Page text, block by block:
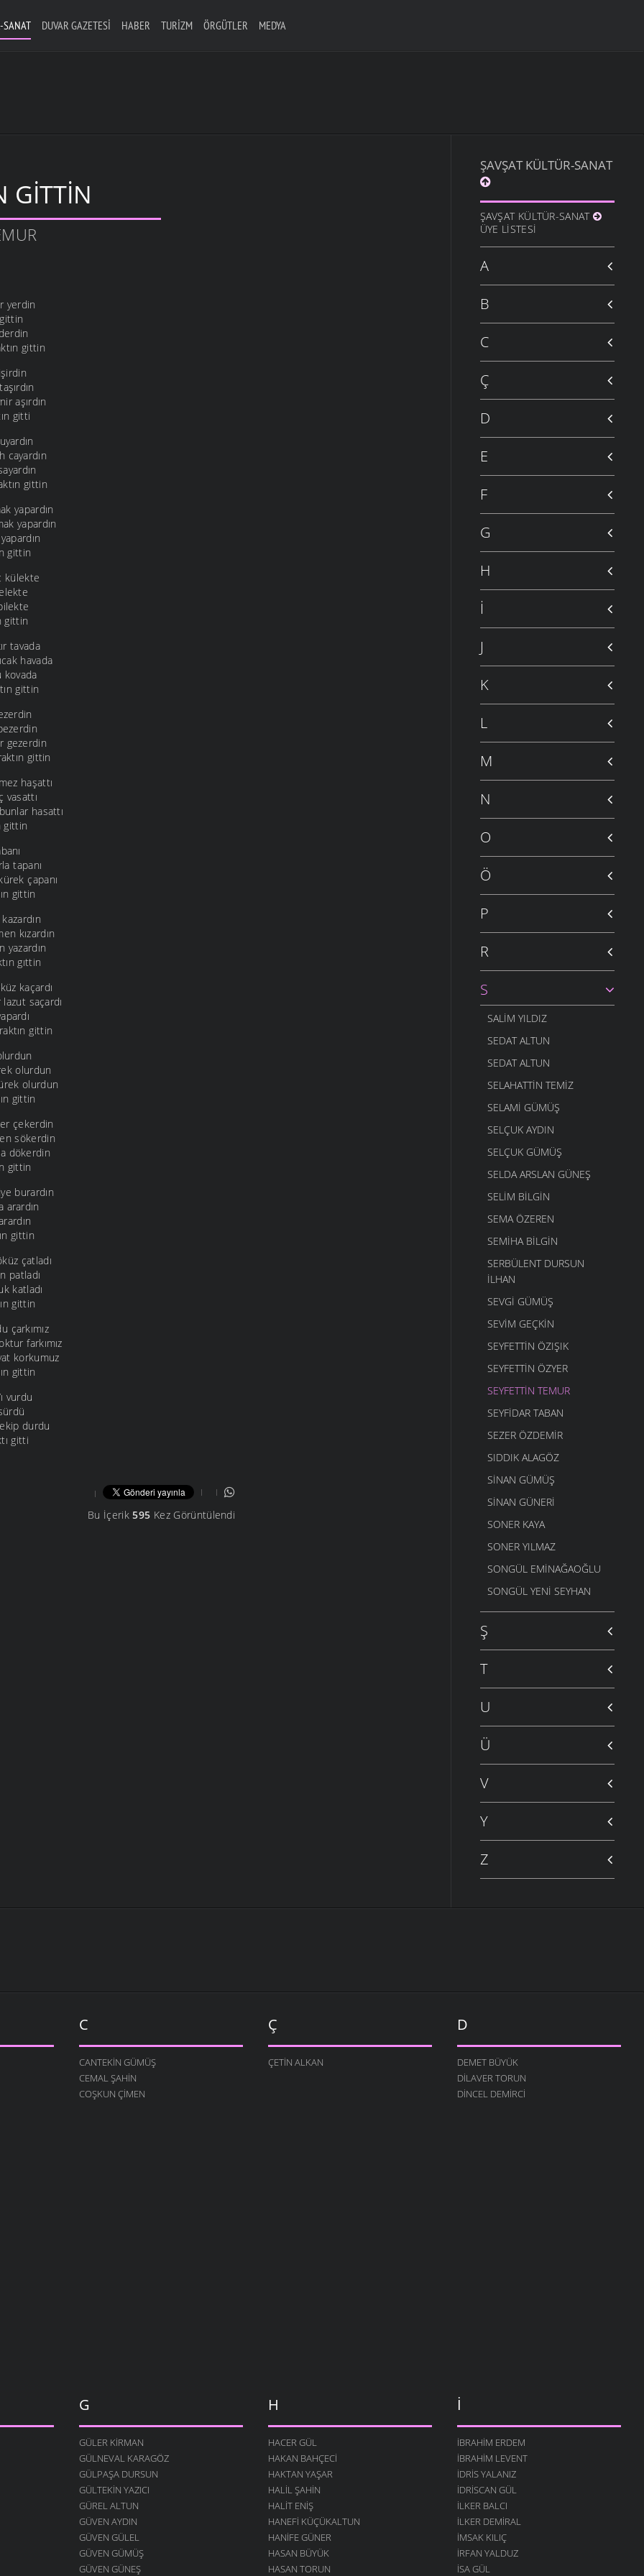
SANAT DUVAR GAZETESI HABER TURIZM ÖRGÜTLER MEDYA
GITTIN
yerdin
gittin
aşırdın
gitti
cayardın
gittin
yapardın
yapardın
gittin
külekte
gittin
tavada
havada
kovada
gittin
gezerdin
gittin
haşattı
vasattı
hasattı
gittin
tapanı
çapanı
gittin
kızardın
yazardın
gıttin
kaçardı
saçardı
gittin
olurdun
olurdun
gittin
çekerdin
sökerdin
dökerdin
gittin
burardın
arardın
gittin
çatladı
patladı
katladı
gittin
çarkımız
farkımız
korkumuz
gittin
vurdu
durdu
gitti
Bu İçerik595 Kez Görüntülendi
ŞAVŞAT KÜLTÜR-SANAT
ŞAVŞAT KÜLTÜR-SANAT
ÜYE LISTESI
A
B
C
Ç
D
E
F
G
H
İ
J
K
L
M
N
O
Ö
P
R
S
SALIM YILDIZ
SEDAT ALTUN
SEDAT ALTUN
SELAHATTIN TEMIZ
SELAMI GÜMÜŞ
SELÇUK AYDIN
SELÇUK GÜMÜŞ
SELDA ARSLAN GÜNEŞ
SELIM BILGIN
SEMA ÖZEREN
SEMIHA BILGIN
SERBÜLENT DURSUN
İLHAN
SEVGI GÜMÜŞ
SEVIM GEÇKIN
SEYFETTIN ÖZIŞIK
SEYFETTIN ÖZYER
SEYFETTIN TEMUR
SEYFIDAR TABAN
SEZER ÖZDEMIR
SIDDIK ALAGÖZ
SINAN GÜMÜŞ
SINAN GÜNERI
SONER KAYA
SONER YILMAZ
SONGÜL EMINAĞAOĞLU
SONGÜL YENI SEYHAN
Ş
T
U
Ü
V
Y
Z
C
CANTEKIN GÜMÜŞ
CEMAL ŞAHIN
COŞKUN ÇIMEN
Ç
ÇETIN ALKAN
D
DEMET BÜYÜK
DILAVER TORUN
DINCEL DEMIRCI
G
GÜLER KIRMAN
GÜLNEVAL KARAGÖZ
GÜLPAŞA DURSUN
GÜLTEKIN YAZICI
GÜREL ALTUN
GÜVEN AYDIN
GÜVEN GÜLEL
GÜVEN GÜMÜŞ
GÜVEN GÜNEŞ
H
HACER GÜL
HAKAN BAHÇECI
HAKTAN YAŞAR
HALIL ŞAHIN
HALIT ENIŞ
HANEFI KÜÇÜKALTUN
HANIFE GÜNER
HASAN BÜYÜK
HASAN TORUN
İ
İBRAHIM ERDEM
İBRAHIM LEVENT
İDRIS YALANIZ
IDRISCAN GÜL
İLKER BALCI
İLKER DEMIRAL
İMSAK KILIÇ
İRFAN YALDUZ
ISA GÜL